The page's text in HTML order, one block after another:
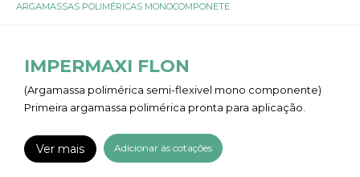
ARGAMASSAS POLIMÉRICAS MONOCOMPONETE
IMPERMAXI FLON
(Argamassa polimérica semi-flexivel mono componente)
Primeira argamassa polimérica pronta para aplicação.
Ver mais Adicionar às cotações